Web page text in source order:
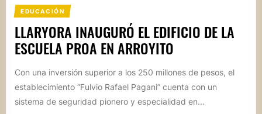
EDUCACIÓN
LLARYORA INAUGURÓ EL EDIFICIO DE LA
ESCUELA PROA EN ARROYITO
Con una inversión superior a los 250 millones de pesos, el
establecimiento “Fulvio Rafael Pagani” cuenta con un
sistema de seguridad pionero y especialidad en...